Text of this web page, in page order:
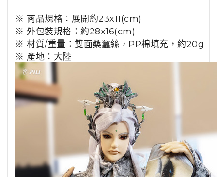
※ 商品規格：展開約23x11(cm)
※ 外包裝規格：約28x16(cm)
※ 材質/重量：雙面桑蠶絲，PP棉填充，約20g
※ 產地：大陸